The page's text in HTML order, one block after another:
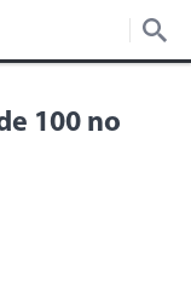
100 no